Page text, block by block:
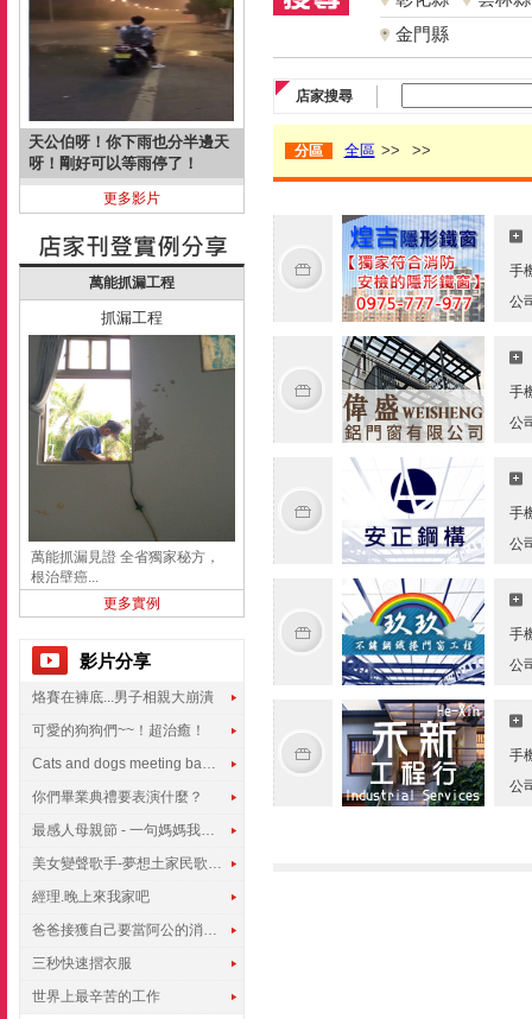
天公伯呀！你下雨也分半邊天
呀！剛好可以等雨停了！
更多影片
萬能抓漏工程
抓漏工程
萬能抓漏見證 全省獨家秘方，
根治壁癌...
更多實例
影片分享
烙賽在褲底...男子相親大崩潰
可愛的狗狗們~~！超治癒！
Cats and dogs meeting babies for the first time
你們畢業典禮要表演什麼？
最感人母親節 - 一句媽媽我愛你
美女變聲歌手-夢想土家民歌傳遍世界
經理.晚上來我家吧
爸爸接獲自己要當阿公的消息，反應史上最可愛!!!
三秒快速摺衣服
世界上最辛苦的工作
金門縣
店家搜尋
分區 全區 >> >>
手
公
手
公
手
公
手
公
手
公